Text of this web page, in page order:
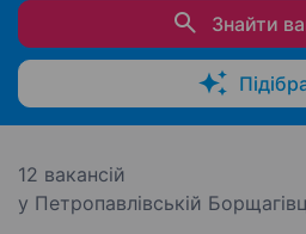
Знайти
12 вакансій
у Петропавлівській